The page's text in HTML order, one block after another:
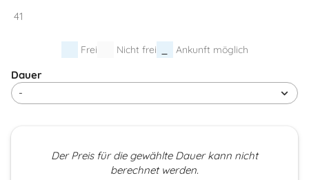
41
Frei Nicht frei Ankunft möglich
Dauer
Der Preis für die gewählte Dauer kann nicht
berechnet werden.